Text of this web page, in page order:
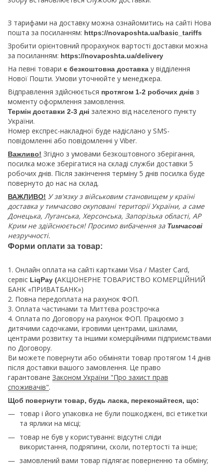
З тарифами на доставку можна ознайомитись на сайті Нова
пошта за посиланням: https://novaposhta.ua/basic_tariffs
Зробити орієнтовний прорахунок вартості доставки можна
за посиланням: https://novaposhta.ua/delivery
На певні товари є безкоштовна доставка у відділення
Нової Пошти. Умови уточнюйте у менеджера.
Відправлення здійснюється протягом 1-2 робочих днів з
моменту оформлення замовлення.
Термін доставки 2-3 дні залежно від населеного пункту
України.
Номер експрес-накладної буде надіслано у SMS-
повідомленні або повідомленні у Viber.
Важливо! Згідно з умовами безкоштовного зберігання,
посилка може зберігатися на складі служби доставки 5
робочих днів. Після закінчення терміну 5 днів посилка буде
повернуто до нас на склад.
ВАЖЛИВО! У зв'язку з військовим становищем у країні
доставка у тимчасово окуповані території України, а саме
Донецька, Луганська, Херсонська, Запорізька області, АР
Крим не здійснюється! Просимо вибачення за Тимчасові
незручності.
Форми оплати за товар:
1. Онлайн оплата на сайті картками Visa / Master Card,
сервіс LiqPay (АКЦІОНЕРНЕ ТОВАРИСТВО КОМЕРЦІЙНИЙ
БАНК «ПРИВАТБАНК»)
2. Повна передоплата на рахунок ФОП.
3. Оплата частинами та Миттєва розстрочка
4. Оплата по Договору на рахунок ФОП. Працюємо з
дитячими садочками, ігровими центрами, шкілами,
центрами розвитку та іншими комерційними підприємствами
по Договору.
Ви можете повернути або обміняти товар протягом 14 днів
після доставки вашого замовлення. Це право
гарантоване Законом України "Про захист прав
споживачів".
Щоб повернути товар, будь ласка, переконайтеся, що:
товар і його упаковка не були пошкоджені, всі етикетки
та ярлики на місці;
товар не був у користуванні: відсутні сліди
використання, подряпини, сколи, потертості та інше;
замовлений вами товар підлягає поверненню та обміну;